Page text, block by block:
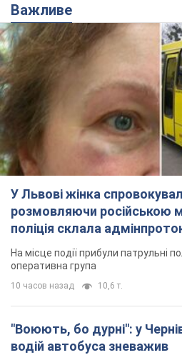
Важливе
У Львові жінка
розмовляючи російською
поліція склала
На місце події прибули патрульні
оперативна група
10 часов назад 10,6 т.
"Воюють, бо дурні": у
водій автобуса зневажив